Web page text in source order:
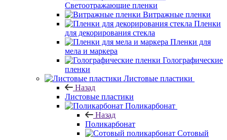
Светоотражающие пленки
Витражные пленки
Пленки
для декорирования стекла
Пленки для
мела и маркера
Голографические
пленки
Листовые пластики
Назад
Листовые пластики
Поликарбонат
Назад
Поликарбонат
Сотовый